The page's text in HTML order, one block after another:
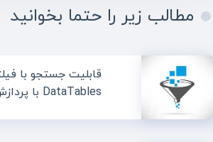
مطالب زیر را حتما بخوانید
قابلیت جستجو با
DataTables با پردازش سمت سرور